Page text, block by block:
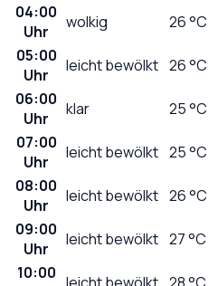
04:00
Uhr
wolkig 26°C
05:00
Uhr
leicht bewölkt 26°C
06:00
Uhr
klar 25°C
07:00
Uhr
leicht bewölkt 25°C
08:00
Uhr
leicht bewölkt 26°C
09:00
Uhr
leicht bewölkt 27°C
10:00